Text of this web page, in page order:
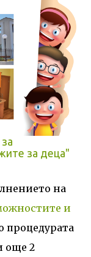
за деца"
на
и
процедурата
още 2